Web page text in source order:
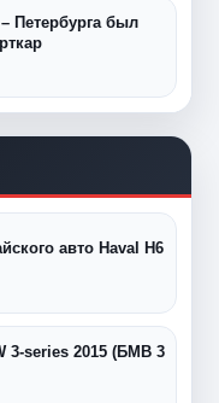
Петербурга был
авто Haval H6
3-series 2015 (БМВ 3